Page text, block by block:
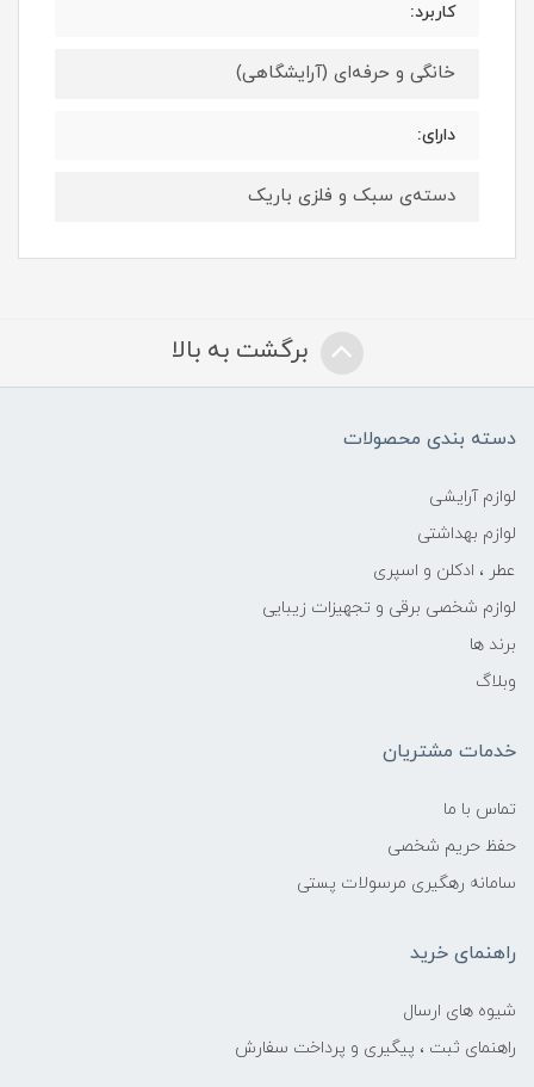
کاربرد:
خانگی و حرفه‌ای (آرایشگاهی)
دارای:
دسته‌ی سبک و فلزی باریک
برگشت به بالا
دسته بندی محصولات
لوازم آرایشی
لوازم بهداشتی
عطر ، ادکلن و اسپری
لوازم شخصی برقی و تجهیزات زیبایی
برند ها
وبلاگ
خدمات مشتریان
تماس با ما
حفظ حریم شخصی
سامانه رهگیری مرسولات پستی
راهنمای خرید
شیوه های ارسال
راهنمای ثبت ، پیگیری و پرداخت سفارش